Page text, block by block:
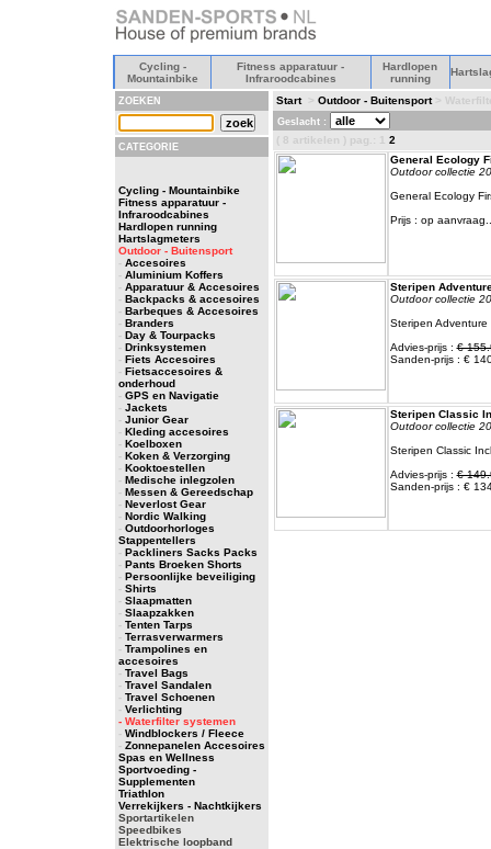
Cycling -
Mountainbike
Fitness apparatuur -
Infraroodcabines
Hardlopen
running
ZOEKEN
CATEGORIE
Cycling - Mountainbike
Fitness apparatuur -
Infraroodcabines
Hardlopen running
Hartslagmeters
Outdoor - Buitensport
- Accesoires
- Aluminium Koffers
- Apparatuur & Accesoires
- Backpacks & accesoires
- Barbeques & Accesoires
- Branders
- Day & Tourpacks
- Drinksystemen
- Fiets Accesoires
- Fietsaccesoires &
onderhoud
- GPS en Navigatie
- Jackets
- Junior Gear
- Kleding accesoires
- Koelboxen
- Koken & Verzorging
- Kooktoestellen
- Medische inlegzolen
- Messen & Gereedschap
- Neverlost Gear
- Nordic Walking
- Outdoorhorloges
Stappentellers
- Packliners Sacks Packs
- Pants Broeken Shorts
- Persoonlijke beveiliging
- Shirts
- Slaapmatten
- Slaapzakken
- Tenten Tarps
- Terrasverwarmers
- Trampolines en
accesoires
- Travel Bags
- Travel Sandalen
- Travel Schoenen
- Verlichting
- Waterfilter systemen
- Windblockers / Fleece
- Zonnepanelen Accesoires
Spas en Wellness
Sportvoeding -
Supplementen
Triathlon
Verrekijkers - Nachtkijkers
Sportartikelen
Speedbikes
Elektrische loopband
Start> Outdoor - Buitensport>
Geslacht :
( 8 artikelen ) pag.: 1 2
General Ecology
Outdoor collectie
General Ecology
Prijs : op
Steripen
Outdoor collectie
Steripen Adventure
Advies-prijs :€
Sanden-prijs : €
Steripen Classic
Outdoor collectie
Steripen Classic
Advies-prijs :€
Sanden-prijs : €